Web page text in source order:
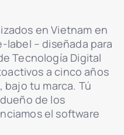
en Vietnam en
– diseñada para
Tecnología Digital
a cinco años
bajo tu marca. Tú
de los
el software